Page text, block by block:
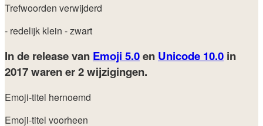
Trefwoorden verwijderd
- redelijk klein - zwart
In de release van Emoji 5.0en Unicode 10.0 in
2017waren er 2 wijzigingen.
Emoji-titel hernoemd
Emoji-titel voorheen